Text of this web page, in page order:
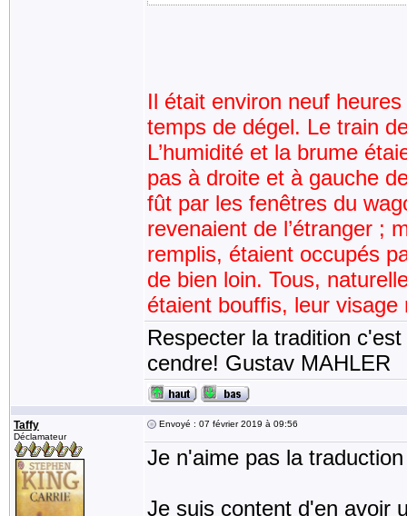
Il était environ neuf
temps de dégel. Le train
L’humidité et la brume
pas à droite et à gauche
fût par les fenêtres du
revenaient de l’étranger ;
remplis, étaient occupés
de bien loin. Tous,
étaient bouffis, leur
Respecter la tradition
cendre! Gustav MAHLER
Taffy
Déclamateur
Envoyé : 07 février 2019 à 09:56
Je n'aime pas la
Je suis content d'en avoir